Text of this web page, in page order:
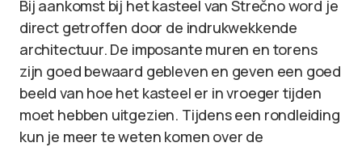
Bij aankomst bij het kasteel van Strečno word je
direct getroffen door de indrukwekkende
architectuur. De imposante muren en torens
zijn goed bewaard gebleven en geven een goed
beeld van hoe het kasteel er in vroeger tijden
moet hebben uitgezien. Tijdens een rondleiding
kun je meer te weten komen over de